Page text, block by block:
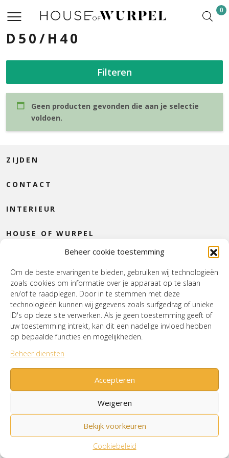
Beheer cookie toestemming
Om de beste ervaringen te bieden, gebruiken wij technologieën
zoals cookies om informatie over je apparaat op te slaan
en/of te raadplegen. Door in te stemmen met deze
technologieën kunnen wij gegevens zoals surfgedrag of unieke
ID's op deze site verwerken. Als je geen toestemming geeft of
uw toestemming intrekt, kan dit een nadelige invloed hebben
op bepaalde functies en mogelijkheden.
Beheer diensten
Accepteren
Weigeren
Bekijk voorkeuren
Cookiebeleid
0
D50/H40
Filteren
Geen producten gevonden die aan je selectie
voldoen.
HOUSE OF WURPEL
OPENINGSTIJDEN
ZIJDEN
CONTACT
INTERIEUR
Verzenden & RetournerenCookiebeleid (EU)
Mijn account
© House of Wurpel 2026 - Proudly made by